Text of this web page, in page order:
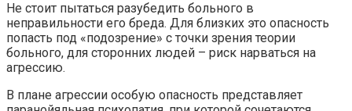
Не стоит пытаться разубедить больного в
неправильности его бреда. Для близких это опасность
попасть под «подозрение» с точки зрения теории
больного, для сторонних людей – риск нарваться на
агрессию.
В плане агрессии особую опасность представляет